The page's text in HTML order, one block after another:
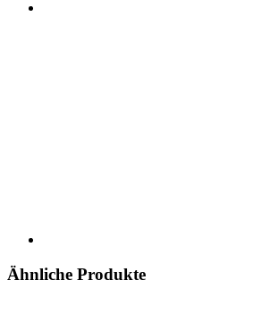
Ähnliche Produkte